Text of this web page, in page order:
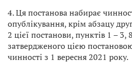
4. Ця постанова набирає
опублікування, крім абзацу
2 цієї постанови, пунктів 1 – 3,
затвердженого цією
чинності з 1 вересня 2021 року.